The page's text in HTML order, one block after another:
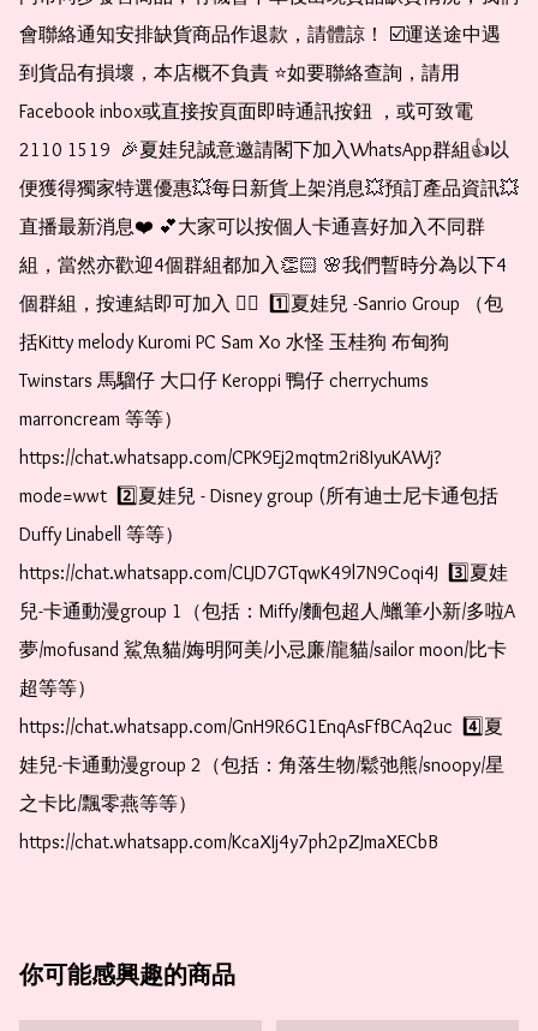
會聯絡通知安排缺貨商品作退款，請體諒！ ☑️運送途中遇
到貨品有損壞，本店概不負責 ⭐️如要聯絡查詢，請用
Facebook inbox或直接按頁面即時通訊按鈕 ，或可致電
2110 1519  🎉夏娃兒誠意邀請閣下加入WhatsApp群組👍以
便獲得獨家特選優惠💥每日新貨上架消息💥預訂產品資訊💥
直播最新消息❤️ 💕大家可以按個人卡通喜好加入不同群
組，當然亦歡迎4個群組都加入👏🏻 🌸我們暫時分為以下4
個群組，按連結即可加入 👇🏻  1️⃣夏娃兒 -Sanrio Group （包
括Kitty melody Kuromi PC Sam Xo 水怪 玉桂狗 布甸狗
Twinstars 馬騮仔 大口仔 Keroppi 鴨仔 cherrychums
marroncream 等等）
https://chat.whatsapp.com/CPK9Ej2mqtm2ri8IyuKAWj?
mode=wwt  2️⃣夏娃兒 - Disney group (所有迪士尼卡通包括
Duffy Linabell 等等）
https://chat.whatsapp.com/CLJD7GTqwK49l7N9Coqi4J  3️⃣夏娃
兒-卡通動漫group 1（包括：Miffy/麵包超人/蠟筆小新/多啦A
夢/mofusand 鯊魚貓/娒明阿美/小忌廉/龍貓/sailor moon/比卡
超等等）
https://chat.whatsapp.com/GnH9R6G1EnqAsFfBCAq2uc  4️⃣夏
娃兒-卡通動漫group 2（包括：角落生物/鬆弛熊/snoopy/星
之卡比/飄零燕等等）
https://chat.whatsapp.com/KcaXIj4y7ph2pZJmaXECbB
你可能感興趣的商品